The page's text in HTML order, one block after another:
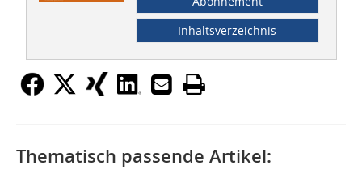
Inhaltsverzeichnis
Thematisch passende Artikel: